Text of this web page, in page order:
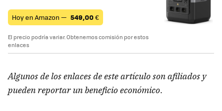
Hoy en Amazon — 549,00€
El precio podría variar. Obtenemos comisión por estos
enlaces
Algunos de los enlaces de este artículo son afiliados y
pueden reportar un beneficio económico.